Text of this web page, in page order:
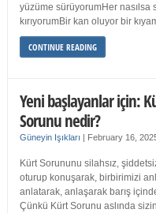
yüzüme sürüyorumHer nasılsa
kırıyorumBir kan oluyor bir
CONTINUE READING
Yeni başlayanlar için:
Sorunu nedir?
Güneyin Işıkları | February 16,
Kürt Sorununu silahsız,
oturup konuşarak, birbirimizi
anlatarak, anlaşarak barış
Çünkü Kürt Sorunu aslında